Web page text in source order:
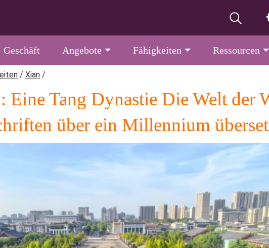
Geschäft Angebote Fähigkeiten Ressourcen
/ Xian /
Eine Tang Dynastie Die Welt der
über ein Millennium